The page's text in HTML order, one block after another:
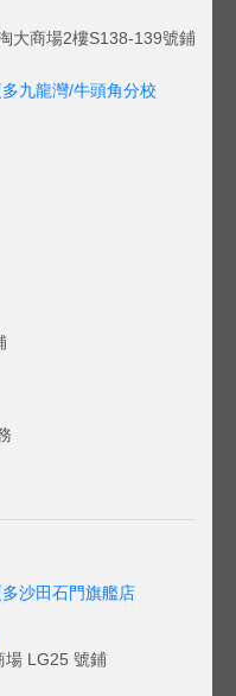
大商場2樓S138-139號鋪
九龍灣/牛頭角分校
沙田石門旗艦店
場 LG25 號鋪